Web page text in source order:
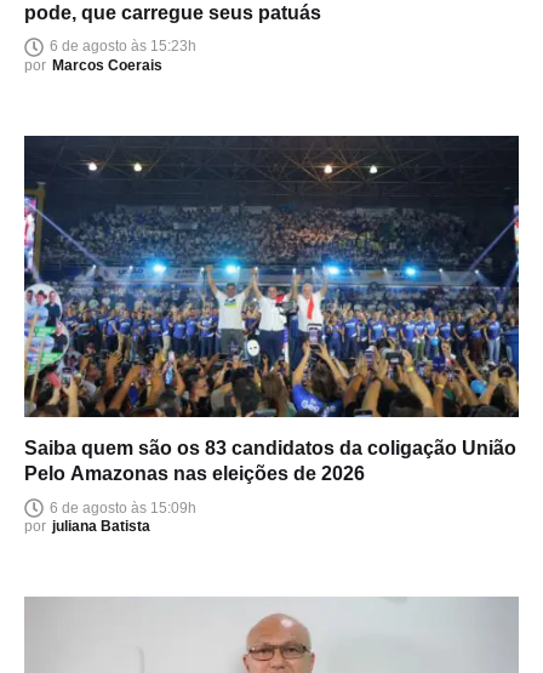
pode, que carregue seus patuás
6 de agosto às 15:23h
por Marcos Coerais
Saiba quem são os 83 candidatos da coligação União
Pelo Amazonas nas eleições de 2026
6 de agosto às 15:09h
por juliana Batista